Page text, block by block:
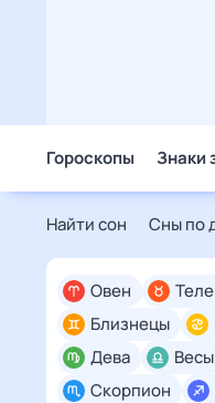
Гороскопы Знаки
Найти сон Сны по
Овен
Близнецы
Дева
Весы
Скорпион